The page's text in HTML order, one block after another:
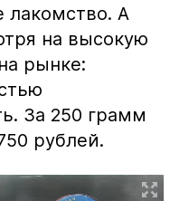
лакомство. А
на высокую
рынке:
За 250 грамм
рублей.